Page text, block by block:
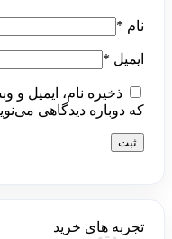
نام *
ایمیل *
ذخیره نام، ایمیل و
که دوباره دیدگاهی
تجربه های خرید